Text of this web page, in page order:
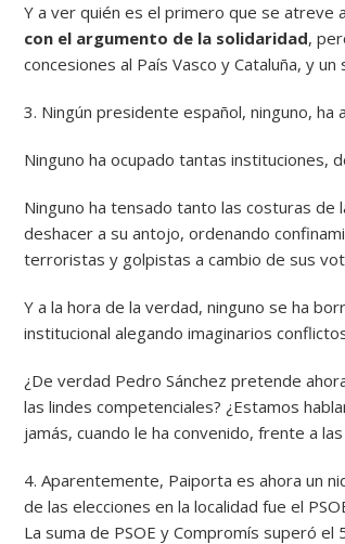
Y a ver quién es el primero que se atreve
con el argumento de la solidaridad,
concesiones al País Vasco y Cataluña, y
3. Ningún presidente español, ninguno,
Ninguno ha ocupado tantas instituciones,
Ninguno ha tensado tanto las costuras
deshacer a su antojo, ordenando
terroristas y golpistas a cambio de sus
Y a la hora de la verdad, ninguno se ha
institucional alegando imaginarios
¿De verdad Pedro Sánchez pretende
las lindes competenciales? ¿Estamos
jamás, cuando le ha convenido, frente a
4. Aparentemente, Paiporta es ahora un
de las elecciones en la localidad fue el
La suma de PSOE y Compromís superó el